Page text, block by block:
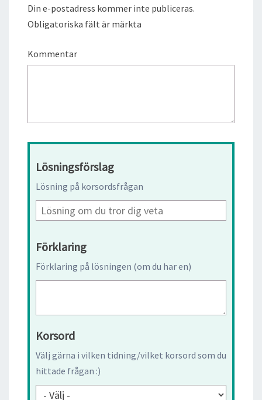
Din e-postadress kommer inte publiceras.
Obligatoriska fält är märkta
Kommentar
Lösningsförslag
Lösning på korsordsfrågan
Förklaring
Förklaring på lösningen (om du har en)
Korsord
Välj gärna i vilken tidning/vilket korsord som du
hittade frågan :)